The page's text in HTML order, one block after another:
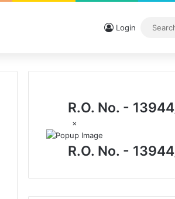
Login
R.O. No. -
×
R.O. No. -